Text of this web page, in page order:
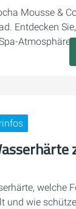
Mousse &
Entdecken
Atmosphäre
welche
und wie